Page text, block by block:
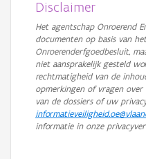
Disclaimer
Het agentschap Onroerend
documenten op basis van
Onroerenderfgoedbesluit,
niet aansprakelijk gesteld
rechtmatigheid van de
opmerkingen of vragen
van de dossiers of uw
informatie in onze